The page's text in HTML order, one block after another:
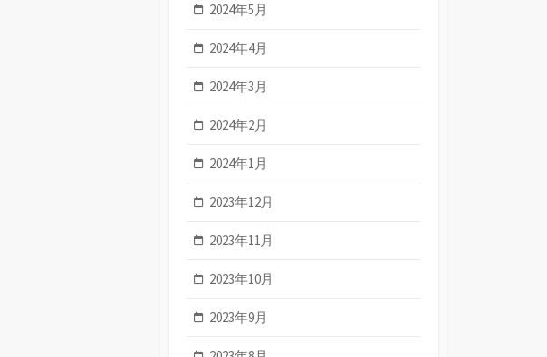
2024年5月
2024年4月
2024年3月
2024年2月
2024年1月
2023年12月
2023年11月
2023年10月
2023年9月